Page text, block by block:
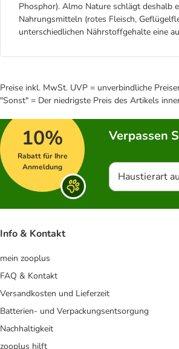
Phosphor). Almo Nature schlägt deshalb
Nahrungsmitteln (rotes Fleisch,
unterschiedlichen Nährstoffgehalte eine
Preise inkl. MwSt. UVP = unverbindliche
"Sonst" = Der niedrigste Preis des Artikels
10%
Rabatt für Ihre
Anmeldung
Verpassen
Haustierart
Info & Kontakt
mein zooplus
FAQ & Kontakt
Versandkosten und Lieferzeit
Batterien- und Verpackungsentsorgung
Nachhaltigkeit
zooplus hilft